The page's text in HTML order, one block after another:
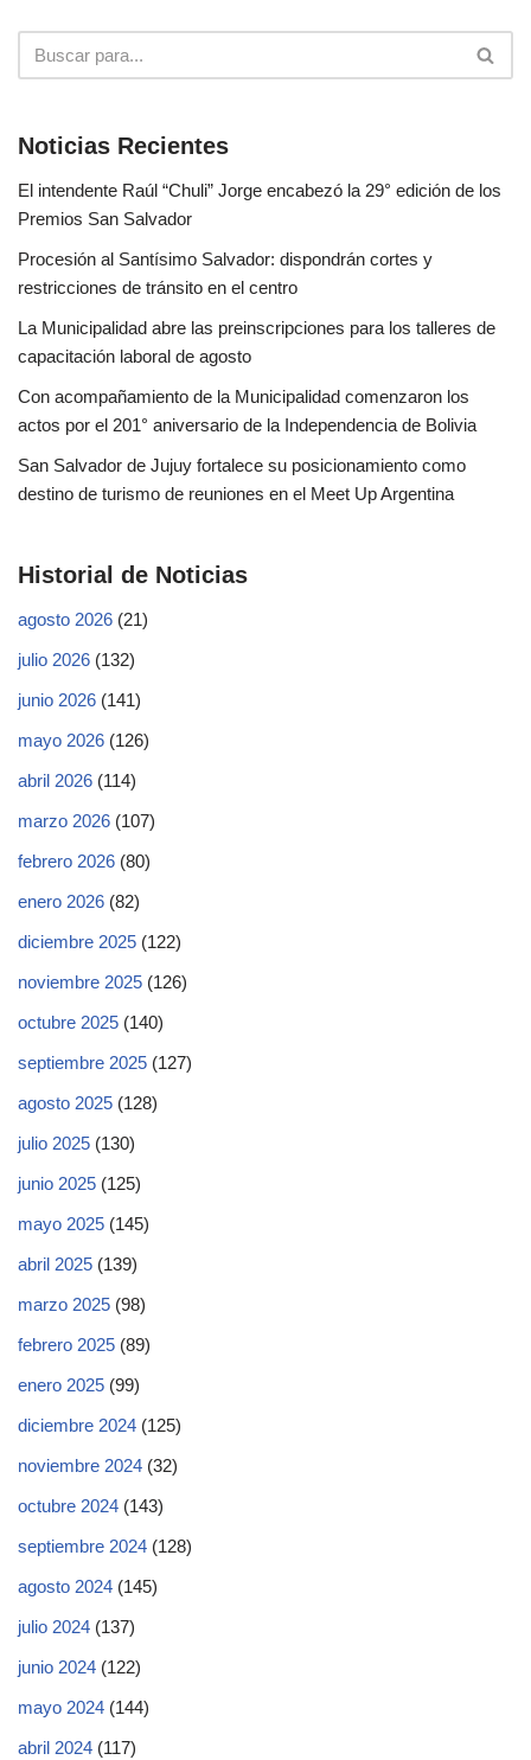
Noticias Recientes
El intendente Raúl “Chuli” Jorge encabezó la 29° edición de los
Premios San Salvador
Procesión al Santísimo Salvador: dispondrán cortes y
restricciones de tránsito en el centro
La Municipalidad abre las preinscripciones para los talleres de
capacitación laboral de agosto
Con acompañamiento de la Municipalidad comenzaron los
actos por el 201° aniversario de la Independencia de Bolivia
San Salvador de Jujuy fortalece su posicionamiento como
destino de turismo de reuniones en el Meet Up Argentina
Historial de Noticias
agosto 2026 (21)
julio 2026 (132)
junio 2026 (141)
mayo 2026 (126)
abril 2026 (114)
marzo 2026 (107)
febrero 2026 (80)
enero 2026 (82)
diciembre 2025 (122)
noviembre 2025 (126)
octubre 2025 (140)
septiembre 2025 (127)
agosto 2025 (128)
julio 2025 (130)
junio 2025 (125)
mayo 2025 (145)
abril 2025 (139)
marzo 2025 (98)
febrero 2025 (89)
enero 2025 (99)
diciembre 2024 (125)
noviembre 2024 (32)
octubre 2024 (143)
septiembre 2024 (128)
agosto 2024 (145)
julio 2024 (137)
junio 2024 (122)
mayo 2024 (144)
abril 2024 (117)